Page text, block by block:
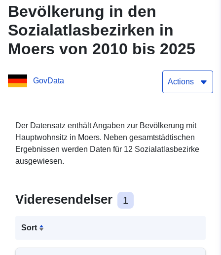
Bevölkerung in den
Sozialatlasbezirken in
Moers von 2010 bis 2025
GovData Actions
Der Datensatz enthält Angaben zur Bevölkerung mit
Hauptwohnsitz in Moers. Neben gesamtstädtischen
Ergebnissen werden Daten für 12 Sozialatlasbezirke
ausgewiesen.
Videresendelser 1
Sort